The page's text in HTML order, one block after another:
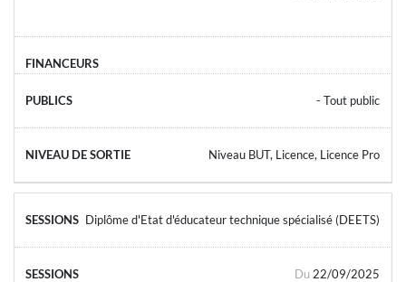
- Tout public
Niveau BUT, Licence, Licence Pro
Diplôme d'Etat d'éducateur technique spécialisé (DEETS)
Du 22/09/2025